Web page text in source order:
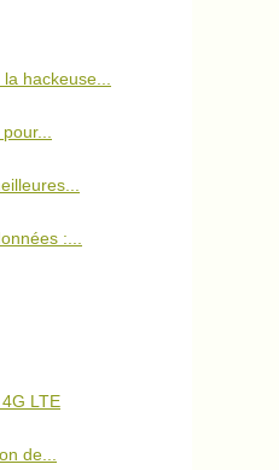
hackeuse...
:...
LTE
de...